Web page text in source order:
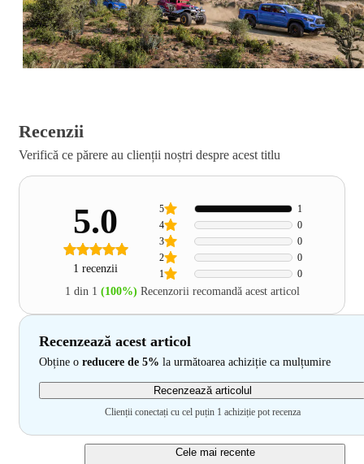
Recenzii
Verifică ce părere au clienții noștri despre acest titlu
5.0
1 recenzii 1 0
2 0
3 0
4 0
5 1
1 din 1 (100%) Recenzorii recomandă acest articol
Recenzează acest articol
Obține o reducere de 5% la următoarea achiziție ca mulțumire
Recenzează articolul
Clienții conectați cu cel puțin 1 achiziție pot recenza
Cele mai recente